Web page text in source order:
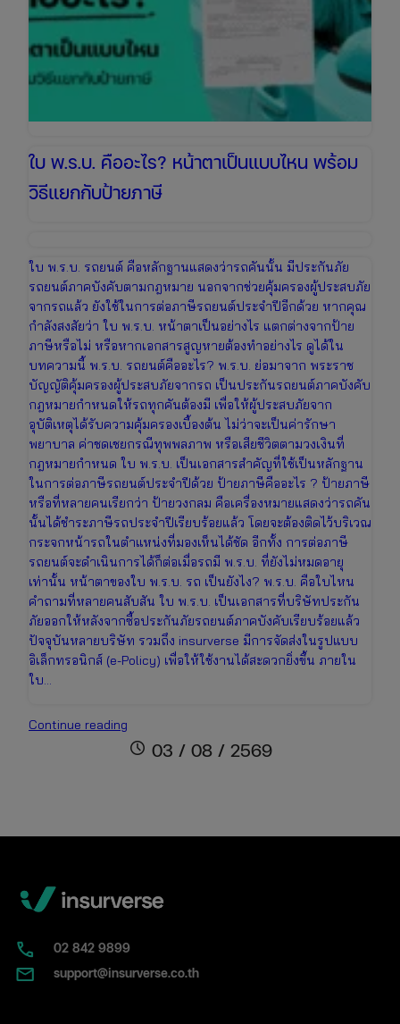
เตรียม
ให้
ใบ พ.ร.บ. คืออะไร? หน้าตาเป็นแบบไหน พร้อม
วิธีแยกกับป้ายภาษี
ใบ พ.ร.บ. รถยนต์ คือหลักฐานแสดงว่ารถคันนั้น มีประกันภัย
รถยนต์ภาคบังคับตามกฎหมาย นอกจากช่วยคุ้มครองผู้ประสบภัย
จากรถแล้ว ยังใช้ในการต่อภาษีรถยนต์ประจำปีอีกด้วย หากคุณ
กำลังสงสัยว่า ใบ พ.ร.บ. หน้าตาเป็นอย่างไร แตกต่างจากป้าย
ภาษีหรือไม่ หรือหากเอกสารสูญหายต้องทำอย่างไร ดูได้ใน
บทความนี้ พ.ร.บ. รถยนต์คืออะไร? พ.ร.บ. ย่อมาจาก พระราช
บัญญัติคุ้มครองผู้ประสบภัยจากรถ เป็นประกันรถยนต์ภาคบังคับ
กฎหมายกำหนดให้รถทุกคันต้องมี เพื่อให้ผู้ประสบภัยจาก
อุบัติเหตุได้รับความคุ้มครองเบื้องต้น ไม่ว่าจะเป็นค่ารักษา
พยาบาล ค่าชดเชยกรณีทุพพลภาพ หรือเสียชีวิตตามวงเงินที่
กฎหมายกำหนด ใบ พ.ร.บ. เป็นเอกสารสำคัญที่ใช้เป็นหลักฐาน
ในการต่อภาษีรถยนต์ประจำปีด้วย ป้ายภาษีคืออะไร ? ป้ายภาษี
หรือที่หลายคนเรียกว่า ป้ายวงกลม คือเครื่องหมายแสดงว่ารถคัน
นั้นได้ชำระภาษีรถประจำปีเรียบร้อยแล้ว โดยจะต้องติดไว้บริเวณ
กระจกหน้ารถในตำแหน่งที่มองเห็นได้ชัด อีกทั้ง การต่อภาษี
รถยนต์จะดำเนินการได้ก็ต่อเมื่อรถมี พ.ร.บ. ที่ยังไม่หมดอายุ
เท่านั้น หน้าตาของใบ พ.ร.บ. รถ เป็นยังไง? พ.ร.บ. คือใบไหน
คำถามที่หลายคนสับสัน ใบ พ.ร.บ. เป็นเอกสารที่บริษัทประกัน
ภัยออกให้หลังจากซื้อประกันภัยรถยนต์ภาคบังคับเรียบร้อยแล้ว
ปัจจุบันหลายบริษัท รวมถึง insurverse มีการจัดส่งในรูปแบบ
อิเล็กทรอนิกส์ (e-Policy) เพื่อให้ใช้งานได้สะดวกยิ่งขึ้น ภายใน
ใบ…
Continue reading
พ.ร.บ.
แบบ
วิธี
กับ
ภาษี
schedule 03 / 08 / 2569
02​ 842 9899
support@insurverse.co.th